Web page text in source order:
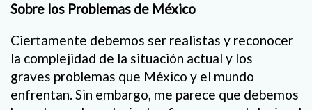
Sobre los Problemas de México
Ciertamente debemos ser realistas y reconocer
la complejidad de la situación actual y los
graves problemas que México y el mundo
enfrentan. Sin embargo, me parece que debemos